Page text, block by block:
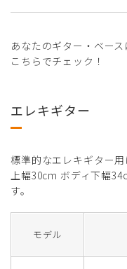
あなたのギター・ベー
こちらでチェック！
エレキギター
標準的なエレキギター
上幅30cm ボディ下幅
す。
モデル